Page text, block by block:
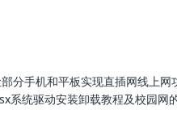
分手机和平板实现直插网线上
统驱动安装卸载教程及校园网的